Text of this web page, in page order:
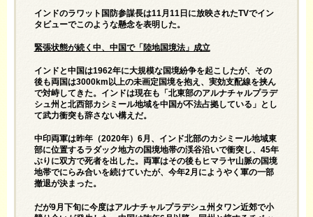
インドのラワット国防参謀長は11月11日に放映されたTVでイン
タビューでこのような懸念を表明した。
緊張状態が続く中、中国で「陸地国境法」成立
インドと中国は1962年に大規模な国境紛争を起こしたが、その
後も両国は3000km以上の未画定国境を抱え、実効支配線を挟ん
で対峙してきた。インドは現在も「北東部のアルナチャルプラデ
シュ州と北西部カシミール地域を中国が不法占拠している」とし
て武力衝突も辞さない構えだ。
中印両軍は昨年（2020年）6月、インド北部のカシミール地域東
部に位置するラダック地方の国境地帯の渓谷沿いで衝突し、45年
ぶりに双方で死者を出した。両軍はその後もヒマラヤ山脈の国境
地帯でにらみ合いを続けていたが、今年2月にようやく軍の一部
撤退が決まった。
だが9月下旬に今度はアルナチャルプラデシュ州タワン近郊で小